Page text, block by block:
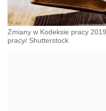
Zmiany w Kodeksie pracy
pracy/ Shutterstock